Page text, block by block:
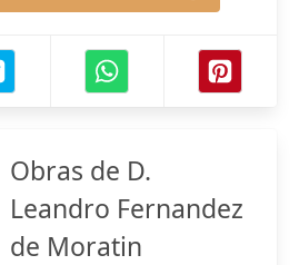
Obras de D.
Leandro Fernandez
de Moratin